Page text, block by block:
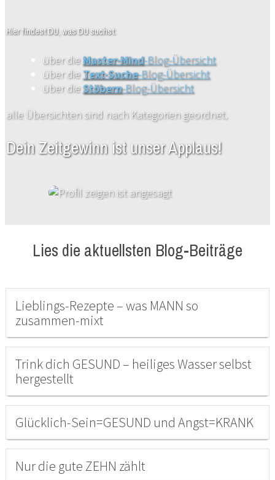
Hier findest DU, was DU suchst:
über dieMaster-Mind-Blog-Übersicht
über dieText-Suche-Blog-Übersicht
über dieStöbern-Blog-Übersicht
alle Übersichten sind nach Kategorien geordnet.
Dein Zeitgewinn ist unser Applaus!
Lies die aktuellsten Blog-Beiträge
Lieblings-Rezepte – was MANN so
zusammen-mixt
Trink dich GESUND – heiliges Wasser selbst
hergestellt
Glücklich-Sein=GESUND und Angst=KRANK
Nur die gute ZEHN zählt